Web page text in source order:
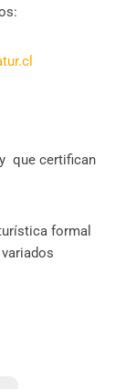
que certifican
formal